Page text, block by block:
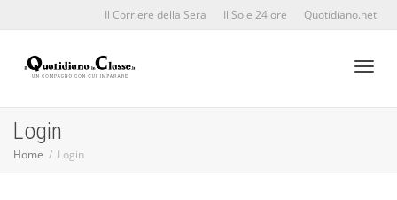
Il Corriere della Sera Il Sole 24 ore Quotidiano.net
Login
Home Login